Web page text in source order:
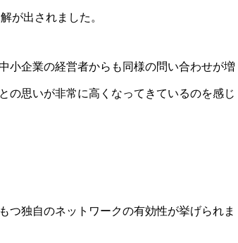
が出されました。
小企業の経営者からも同様の問い合わせが増
の思いが非常に高くなってきているのを感じ
つ独自のネットワークの有効性が挙げられま